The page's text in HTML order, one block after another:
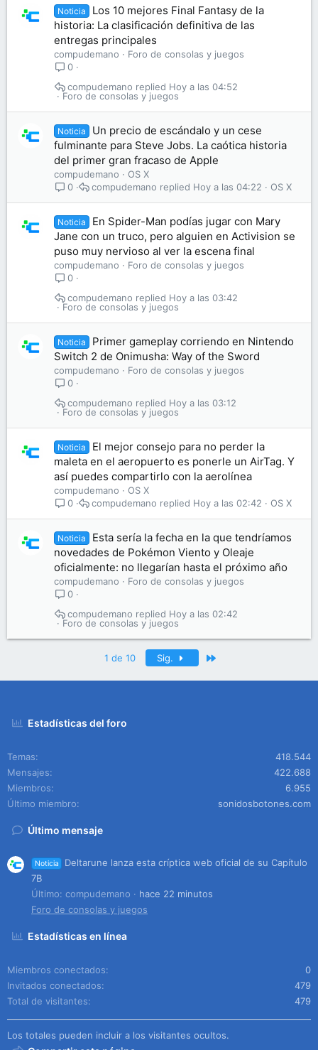
Noticia
Los 10 mejores Final Fantasy de la
historia: La clasificación definitiva de las
entregas principales
compudemano
Foro de consolas y juegos
0
Foro de consolas y juegos
Hoy a las 04:52
compudemano
Noticia
Un precio de escándalo y un cese
fulminante para Steve Jobs. La caótica historia
del primer gran fracaso de Apple
compudemano
OS X
0
OS X
Hoy a las 04:22
compudemano
Noticia
En Spider-Man podías jugar con Mary
Jane con un truco, pero alguien en Activision se
puso muy nervioso al ver la escena final
compudemano
Foro de consolas y juegos
0
Foro de consolas y juegos
Hoy a las 03:42
compudemano
Noticia
Primer gameplay corriendo en Nintendo
Switch 2 de Onimusha: Way of the Sword
compudemano
Foro de consolas y juegos
0
Foro de consolas y juegos
Hoy a las 03:12
compudemano
Noticia
El mejor consejo para no perder la
maleta en el aeropuerto es ponerle un AirTag. Y
así puedes compartirlo con la aerolínea
compudemano
OS X
0
OS X
Hoy a las 02:42
compudemano
Noticia
Esta sería la fecha en la que tendríamos
novedades de Pokémon Viento y Oleaje
oficialmente: no llegarían hasta el próximo año
compudemano
Foro de consolas y juegos
0
Foro de consolas y juegos
Hoy a las 02:42
compudemano
1 de 10 Sig.
Estadísticas del foro
Temas
418.544
Mensajes
422.688
Miembros
6.955
Último miembro
sonidosbotones.com
Último mensaje
Noticia
Deltarune lanza esta críptica web oficial de su Capítulo
7B
Último: compudemano
hace 22 minutos
Foro de consolas y juegos
Estadísticas en línea
Miembros conectados
0
Invitados conectados
479
Total de visitantes
479
Los totales pueden incluir a los visitantes ocultos.